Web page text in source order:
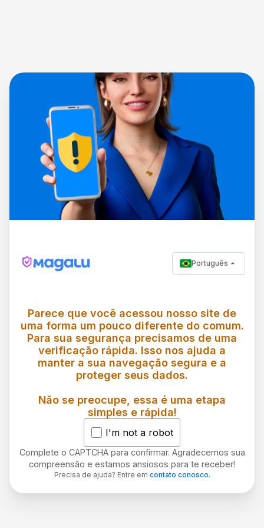
Português
Parece que você acessou nosso site de
uma forma um pouco diferente do comum.
Para sua segurança precisamos de uma
verificação rápida. Isso nos ajuda a
manter a sua navegação segura e a
proteger seus dados.
Não se preocupe, essa é uma etapa
simples e rápida!
I'm not a robot
Complete o CAPTCHA para confirmar. Agradecemos sua
compreensão e estamos ansiosos para te receber!
Precisa de ajuda? Entre em contato conosco.